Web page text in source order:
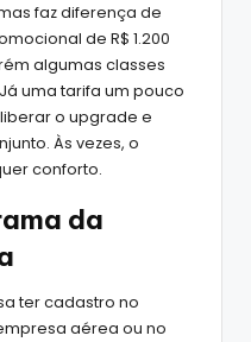
faz diferença de
de R$ 1.200
algumas classes
uma tarifa um pouco
liberar o upgrade e
Às vezes, o
conforto.
da
ter cadastro no
aérea ou no